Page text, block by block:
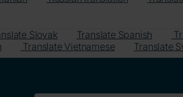
Slovak Translate Spanish
Translate Vietnamese
Translate